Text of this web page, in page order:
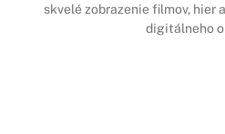
skvelé zobrazenie filmov, hier
digitálneho